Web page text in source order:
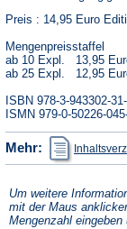
Preis : 14,95 Euro
Mengenpreisstaffel
ab 10 Expl. 13,95
ab 25 Expl. 12,95
ISBN 978-3-943302-
ISMN 979-0-50226-
Mehr:
Um weitere
mit der Maus
Mengenzahl